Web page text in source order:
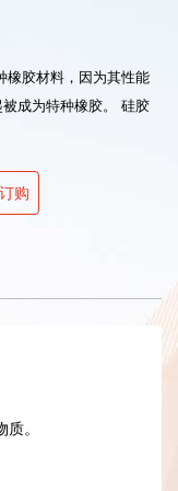
橡胶材料，因为其性能
成为特种橡胶。 硅胶
购
。